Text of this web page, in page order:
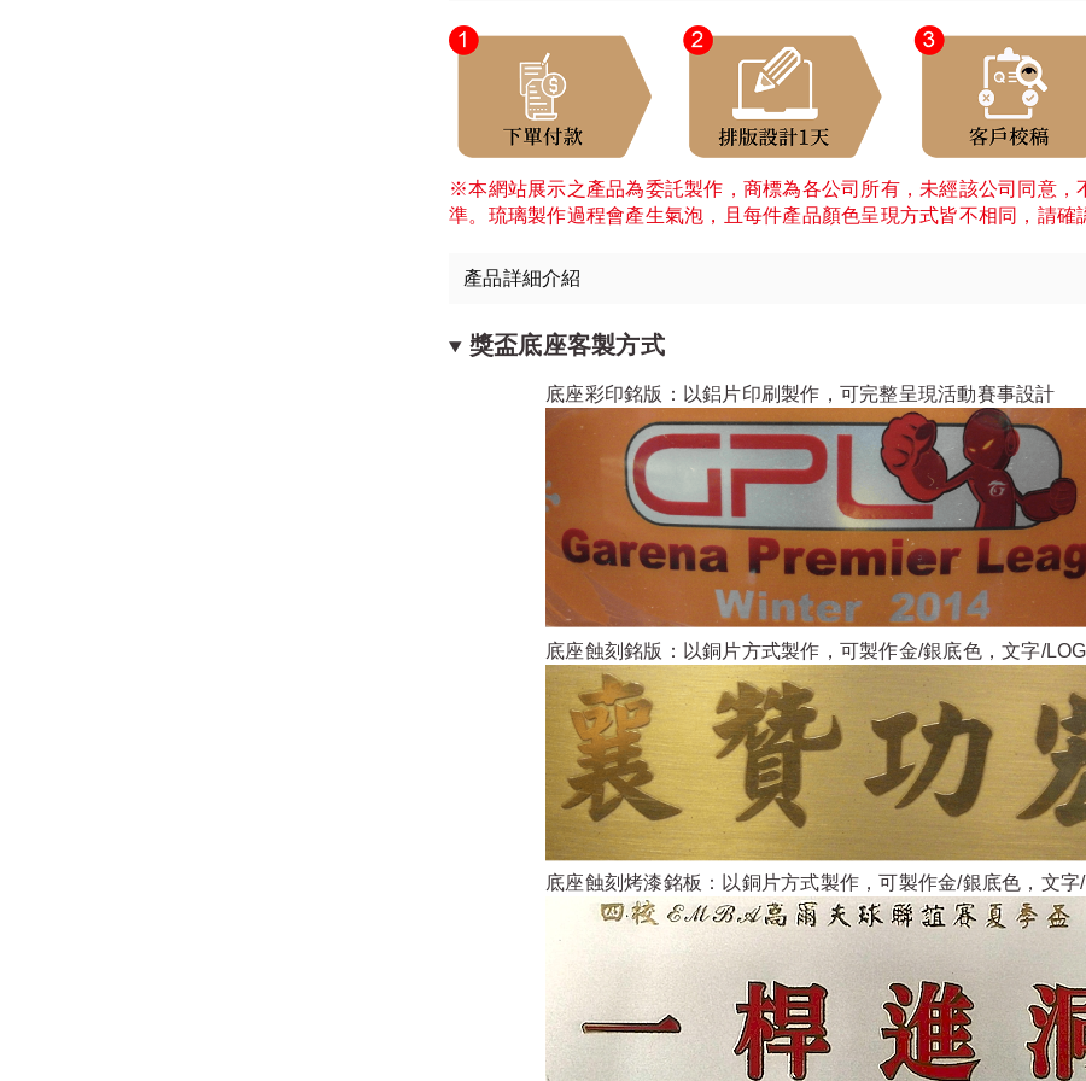
※本網站展示之產品為委託製作，商標為各公司所有，未經該公司同意
準。琉璃製作過程會產生氣泡，且每件產品顏色呈現方式皆不相同，請確
產品詳細介紹
獎盃底座客製方式
底座彩印銘版：以鋁片印刷製作，可完整呈現活動賽事設計
底座蝕刻銘版：以銅片方式製作，可製作金/銀底色，文字/
底座蝕刻烤漆銘板：以銅片方式製作，可製作金/銀底色，文